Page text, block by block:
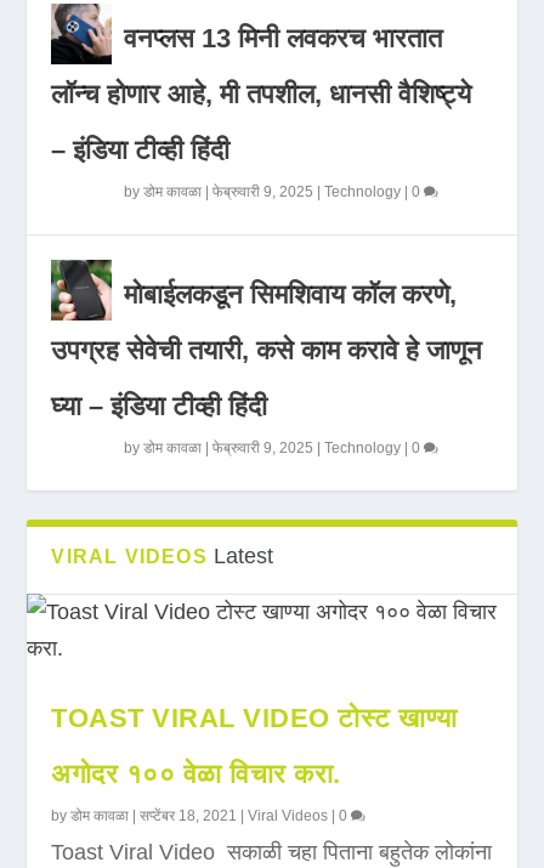
वनप्लस 13 मिनी लवकरच भारतात
लॉन्च होणार आहे, मी तपशील, धानसी वैशिष्ट्ये
– इंडिया टीव्ही हिंदी
byडोम कावळा |फेब्रुवारी 9, 2025 |Technology |0
मोबाईलकडून सिमशिवाय कॉल करणे,
उपग्रह सेवेची तयारी, कसे काम करावे हे जाणून
घ्या – इंडिया टीव्ही हिंदी
byडोम कावळा |फेब्रुवारी 9, 2025 |Technology |0
VIRAL VIDEOS Latest
TOAST VIRAL VIDEO टोस्ट खाण्या
अगोदर १०० वेळा विचार करा.
byडोम कावळा |सप्टेंबर 18, 2021 |Viral Videos |0
Toast Viral Video सकाळी चहा पिताना बहुतेक लोकांना